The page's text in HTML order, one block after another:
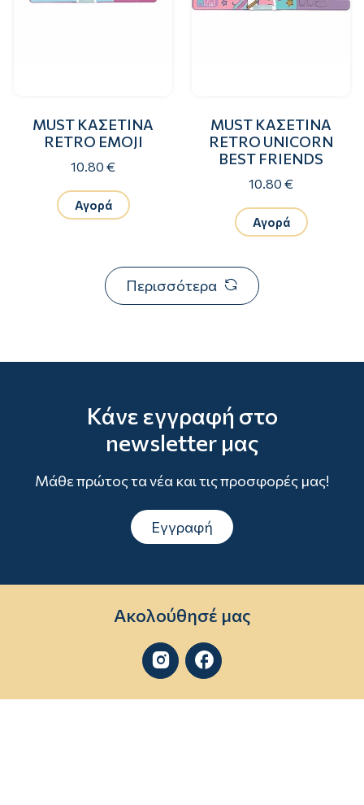
MUST ΚΑΣΕΤΙΝΑ
RETRO EMOJI
10.80 €
Αγορά
MUST ΚΑΣΕΤΙΝΑ
RETRO UNICORN
BEST FRIENDS
10.80 €
Αγορά
Περισσότερα
Κάνε εγγραφή στο
newsletter μας
Μάθε πρώτος τα νέα και τις προσφορές μας!
Εγγραφή
Ακολούθησέ μας
 